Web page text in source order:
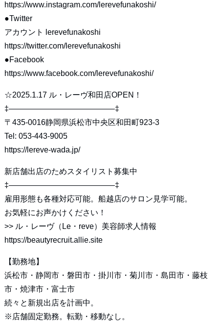
https://www.instagram.com/lerevefunakoshi/
●Twitter
アカウント lerevefunakoshi
https://twitter.com/lerevefunakoshi
●Facebook
https://www.facebook.com/lerevefunakoshi/
☆2025.1.17 ル・レーヴ和田店OPEN！
‡—————————————–‡
〒435-0016静岡県浜松市中央区和田町923-3
Tel: 053-443-9005
https://lereve-wada.jp/
新店舗出店のためスタイリスト募集中
‡—————————————–‡
雇用形態も各種対応可能。船越店のサロン見学可能。
お気軽にお声かけください！
>> ル・レーヴ（Le・reve）美容師求人情報
https://beautyrecruit.allie.site
【勤務地】
浜松市・静岡市・磐田市・掛川市・菊川市・島田市・藤枝
市・焼津市・富士市
続々と新規出店を計画中。
※店舗固定勤務。転勤・移動なし。